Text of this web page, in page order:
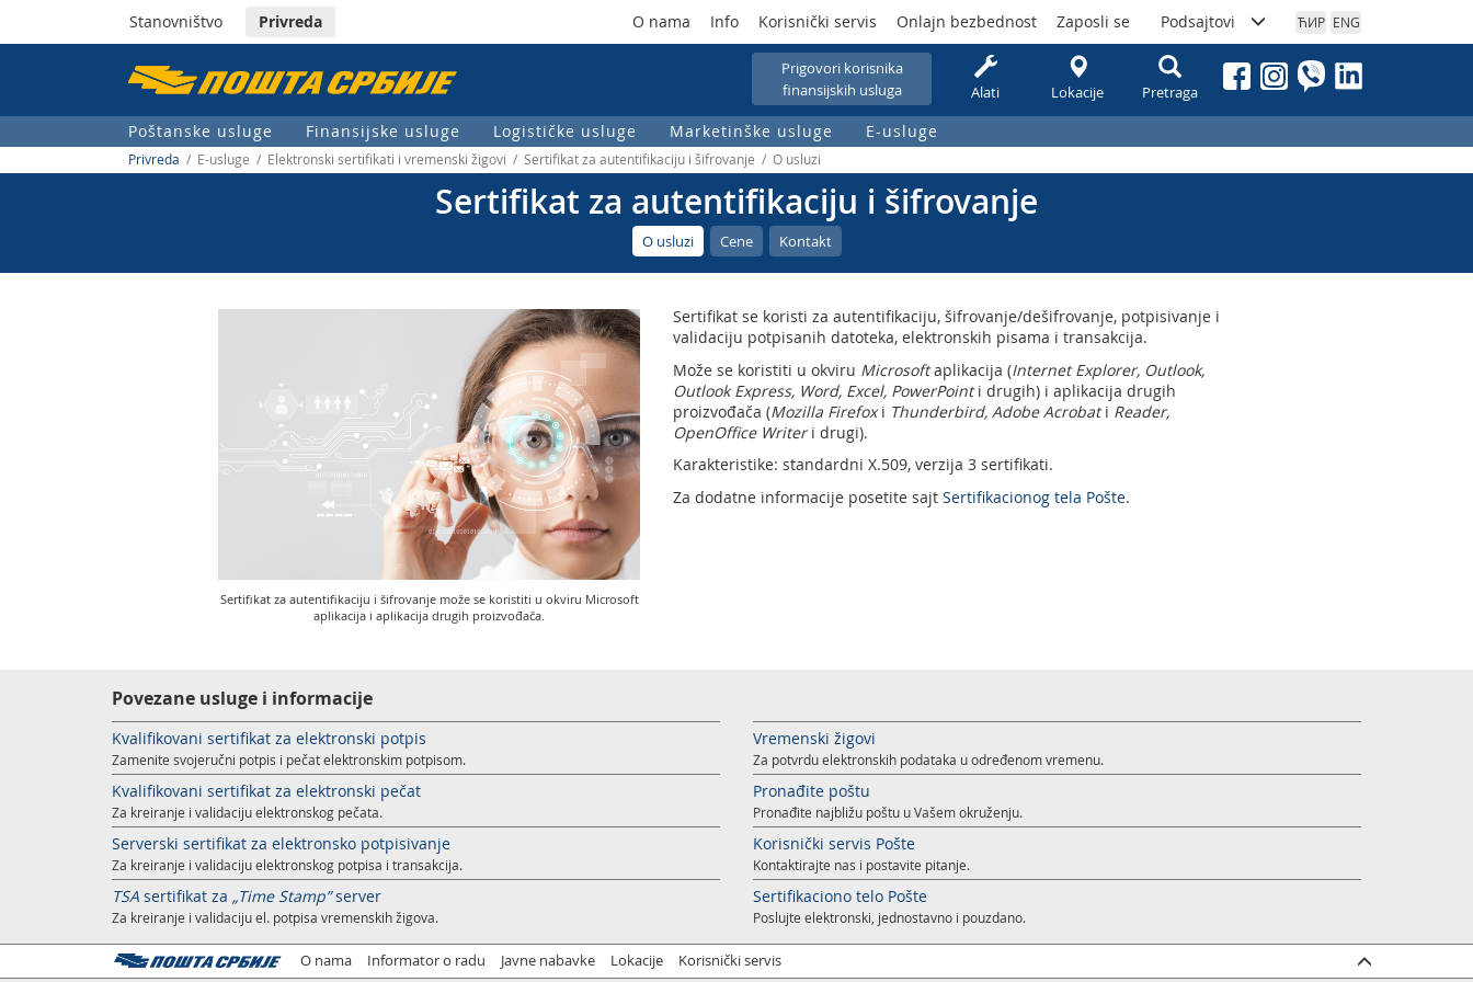
Пошта
Србије
д.о.о.
Stanovništvo Privreda
Prigovori korisnika
finansijskih usluga
Alati Lokacije Pretraga
O nama Info Korisnički servis Onlajn bezbednost Zaposli se Podsajtovi ЋИР ENG
Poštanske usluge Finansijske usluge Logističke usluge Marketinške usluge E-usluge
Privreda / E-usluge / Elektronski sertifikati i vremenski žigovi / Sertifikat za autentifikaciju i šifrovanje / O usluzi
Sertifikat za autentifikaciju i šifrovanje
O usluzi Cene Kontakt
Sertifikat za autentifikaciju i šifrovanje može se koristiti u okviru Microsoft
aplikacija i aplikacija drugih proizvođača.
Sertifikat se koristi za autentifikaciju, šifrovanje/dešifrovanje, potpisivanje i
validaciju potpisanih datoteka, elektronskih pisama i transakcija.
Može se koristiti u okviru Microsoftaplikacija (Internet Explorer, Outlook,
Outlook Express, Word, Excel, PowerPointi drugih) i aplikacija drugih
proizvođača (Mozilla Firefoxi Thunderbird, Adobe Acrobati Reader,
OpenOffice Writeri drugi).
Karakteristike: standardni X.509, verzija 3 sertifikati.
Za dodatne informacije posetite sajtSertifikacionog tela Pošte.
Povezane usluge i informacije
Kvalifikovani sertifikat za elektronski potpis
Zamenite svojeručni potpis i pečat elektronskim potpisom.
Kvalifikovani sertifikat za elektronski pečat
Za kreiranje i validaciju elektronskog pečata.
Serverski sertifikat za elektronsko potpisivanje
Za kreiranje i validaciju elektronskog potpisa i transakcija.
TSA sertifikat za „Time Stamp”server
Za kreiranje i validaciju el. potpisa vremenskih žigova.
Vremenski žigovi
Za potvrdu elektronskih podataka u određenom vremenu.
Pronađite poštu
Pronađite najbližu poštu u Vašem okruženju.
Korisnički servis Pošte
Kontaktirajte nas i postavite pitanje.
Sertifikaciono telo Pošte
Poslujte elektronski, jednostavno i pouzdano.
O nama Informator o radu Javne nabavke Lokacije Korisnički servis